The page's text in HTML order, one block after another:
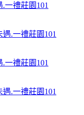
一禮莊園101
一禮莊園101